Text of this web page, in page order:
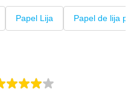
Papel Lija Papel de lija